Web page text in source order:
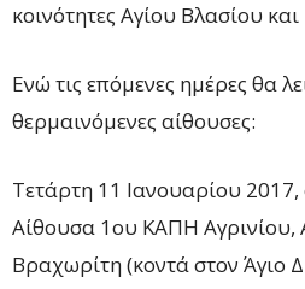
κοινότητες Αγίου Βλασίου
Ενώ τις επόμενες ημέρες θα
θερμαινόμενες αίθουσες:
Τετάρτη 11 Ιανουαρίου
Αίθουσα 1ου ΚΑΠΗ Αγρινίου,
Βραχωρίτη (κοντά στον Άγιο